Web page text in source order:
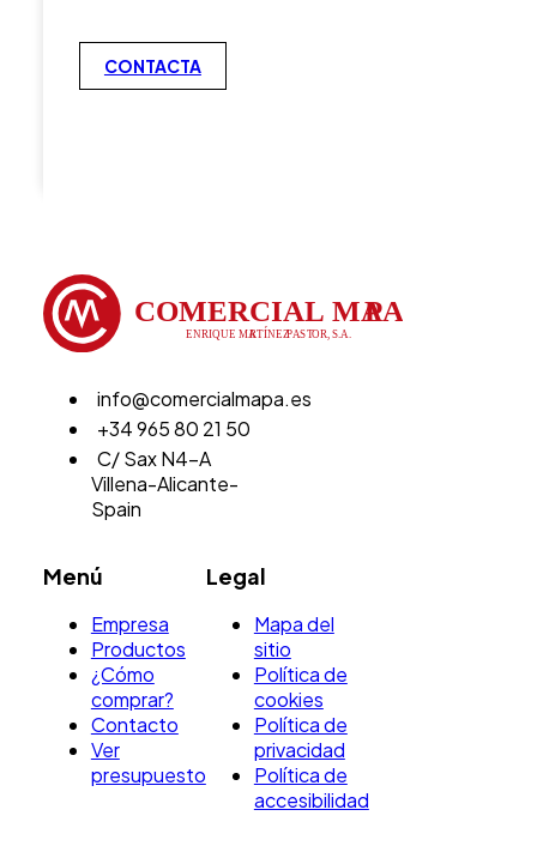
CONTACTA
info@comercialmapa.es
+34 965 80 21 50
C/ Sax N4-A
Villena-Alicante-
Spain
Menú
Empresa
Productos
¿Cómo
comprar?
Contacto
Ver
presupuesto
Legal
Mapa del
sitio
Política de
cookies
Política de
privacidad
Política de
accesibilidad